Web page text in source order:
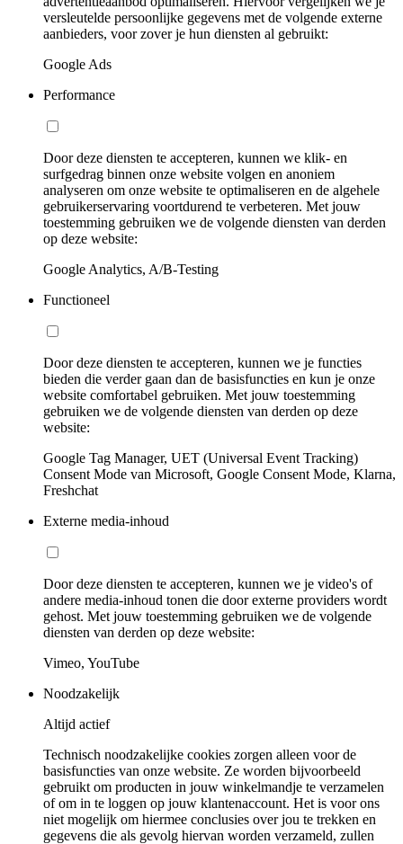
versleutelde persoonlijke gegevens met de volgende externe
aanbieders, voor zover je hun diensten al gebruikt:
Google Ads
Performance
Door deze diensten te accepteren, kunnen we klik- en
surfgedrag binnen onze website volgen en anoniem
analyseren om onze website te optimaliseren en de algehele
gebruikerservaring voortdurend te verbeteren. Met jouw
toestemming gebruiken we de volgende diensten van derden
op deze website:
Google Analytics, A/B-Testing
Functioneel
Door deze diensten te accepteren, kunnen we je functies
bieden die verder gaan dan de basisfuncties en kun je onze
website comfortabel gebruiken. Met jouw toestemming
gebruiken we de volgende diensten van derden op deze
website:
Google Tag Manager, UET (Universal Event Tracking)
Consent Mode van Microsoft, Google Consent Mode, Klarna,
Freshchat
Externe media-inhoud
Door deze diensten te accepteren, kunnen we je video's of
andere media-inhoud tonen die door externe providers wordt
gehost. Met jouw toestemming gebruiken we de volgende
diensten van derden op deze website:
Vimeo, YouTube
Noodzakelijk
Altijd actief
Technisch noodzakelijke cookies zorgen alleen voor de
basisfuncties van onze website. Ze worden bijvoorbeeld
gebruikt om producten in jouw winkelmandje te verzamelen
of om in te loggen op jouw klantenaccount. Het is voor ons
niet mogelijk om hiermee conclusies over jou te trekken en
gegevens die als gevolg hiervan worden verzameld, zullen